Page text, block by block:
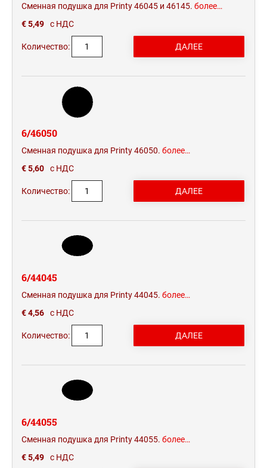
Сменная подушка для Printy 46045 и 46145. более…
€ 5,49
с НДС
Количество:
6/46050
Сменная подушка для Printy 46050. более…
€ 5,60
с НДС
Количество:
6/44045
Сменная подушка для Printy 44045. более…
€ 4,56
с НДС
Количество:
6/44055
Сменная подушка для Printy 44055. более…
€ 5,49
с НДС